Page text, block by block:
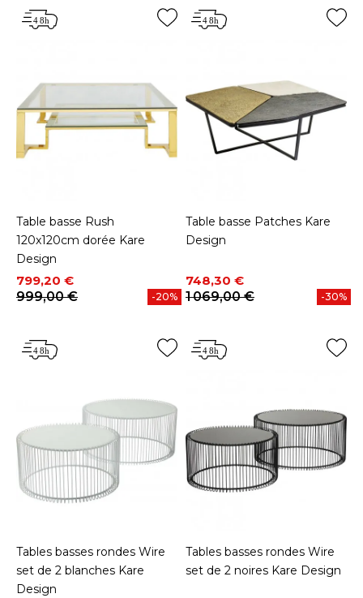
Table basse Rush
120x120cm dorée Kare
Design
Prix
799,20 €
Prix de base
999,00 €
-20%
Table basse Patches Kare
Design
Prix
748,30 €
Prix de base
1 069,00 €
-30%
Tables basses rondes Wire
set de 2 blanches Kare
Design
Tables basses rondes Wire
set de 2 noires Kare Design